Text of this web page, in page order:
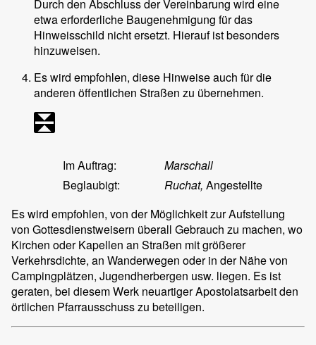
Durch den Abschluss der Vereinbarung wird eine
etwa erforderliche Baugenehmigung für das
Hinweisschild nicht ersetzt. Hierauf ist besonders
hinzuweisen.
Es wird empfohlen, diese Hinweise auch für die
anderen öffentlichen Straßen zu übernehmen.
Im Auftrag:
Marschall
Beglaubigt:
Ruchat, Angestellte
Es wird empfohlen, von der Möglichkeit zur Aufstellung
von Gottesdienstweisern überall Gebrauch zu machen, wo
Kirchen oder Kapellen an Straßen mit größerer
Verkehrsdichte, an Wanderwegen oder in der Nähe von
Campingplätzen, Jugendherbergen usw. liegen. Es ist
geraten, bei diesem Werk neuartiger Apostolatsarbeit den
örtlichen Pfarrausschuss zu beteiligen.